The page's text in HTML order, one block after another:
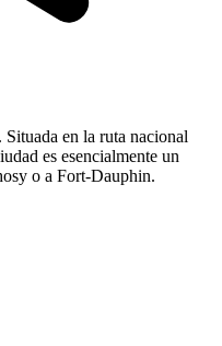
en la ruta nacional
es esencialmente un
o a Fort-Dauphin.